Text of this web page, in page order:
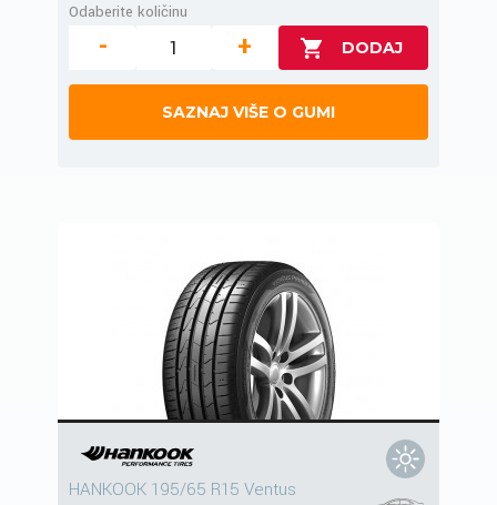
Odaberite količinu
- +
SAZNAJ VIŠE O GUMI
HANKOOK 195/65 R15 Ventus